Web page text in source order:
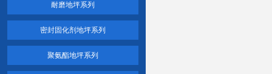
耐磨地坪系列
密封固化剂地坪系列
聚氨酯地坪系列